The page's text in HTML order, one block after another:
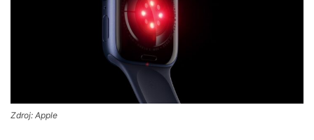
Zdroj: Apple